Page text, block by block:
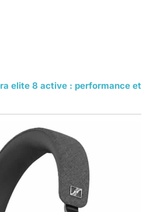
elite 8 active : performance et